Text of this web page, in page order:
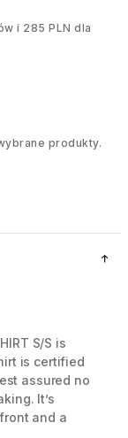
i 285 PLN dla
produkty.
S/S is
is certified
assured no
It’s
and a